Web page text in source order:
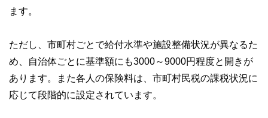
ます。
ただし、市町村ごとで給付水準や施設整備状況が異なるた
め、自治体ごとに基準額にも3000～9000円程度と開きが
あります。また各人の保険料は、市町村民税の課税状況に
応じて段階的に設定されています。